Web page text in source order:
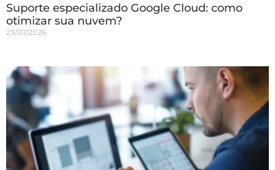
Suporte especializado Google Cloud: como
otimizar sua nuvem?
23/07/2026